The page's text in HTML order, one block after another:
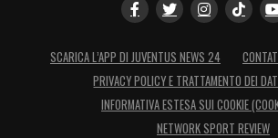
SCARICA L’APP DI JUVENTUS NEWS 24
PRIVACY POLICY E TRATTAMENTO DEI
INFORMATIVA ESTESA SUI COOKIE
NETWORK SPORT REVIEW